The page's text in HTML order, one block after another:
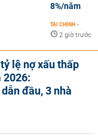
8%/năm
TÀI CHÍNH -
2 giờ trước
lệ nợ xấu thấp
2026:
đầu, 3 nhà